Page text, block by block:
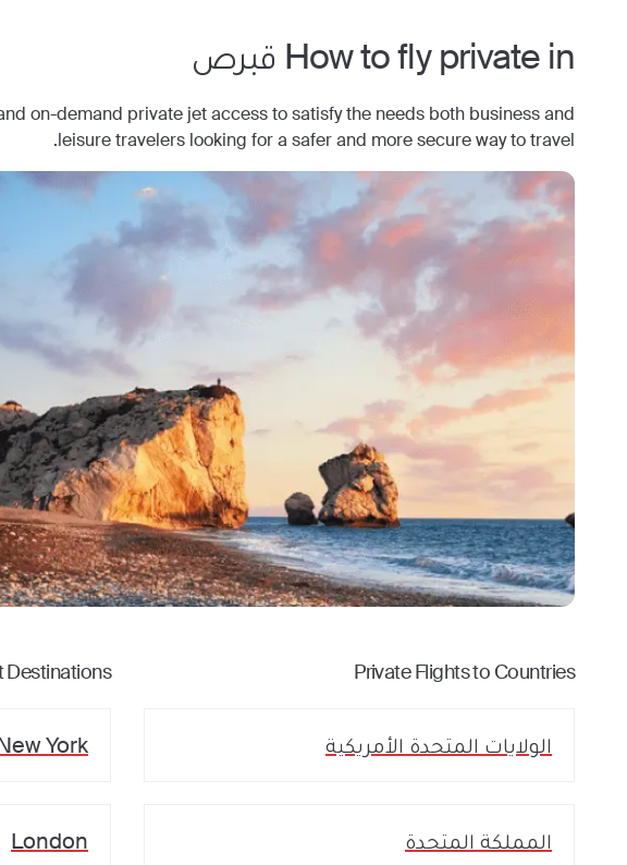
How to fly private in قبرص
on-demand private jet access to satisfy the needs both business and
leisure travelers looking for a safer and more secure way to travel.
Private Flights to Countries
الولايات المتحدة الأمريكية
المملكة المتحدة
Destinations
York
London